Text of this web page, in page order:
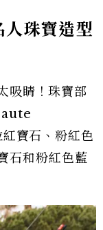
珠寶造型
睛！珠寶部
寶石、粉紅色
石和粉紅色藍